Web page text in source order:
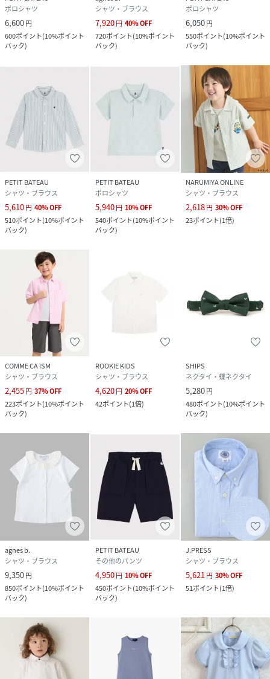
ポロシャツ
6,600円
600ポイント(10%ポイント
バック)
シャツ・ブラウス
7,920円 40%OFF
720ポイント(10%ポイント
バック)
ポロシャツ
6,050円
550ポイント(10%ポイント
バック)
PETIT BATEAU
シャツ・ブラウス
5,610円 40%OFF
510ポイント(10%ポイント
バック)
PETIT BATEAU
ポロシャツ
5,940円 10%OFF
540ポイント(10%ポイント
バック)
NARUMIYA ONLINE
シャツ・ブラウス
2,618円 30%OFF
23ポイント(1倍)
COMME CA ISM
シャツ・ブラウス
2,455円 37%OFF
223ポイント(10%ポイント
バック)
ROOKIE KIDS
シャツ・ブラウス
4,620円 20%OFF
42ポイント(1倍)
SHIPS
ネクタイ・蝶ネクタイ
5,280円
480ポイント(10%ポイント
バック)
agnes b.
シャツ・ブラウス
9,350円
850ポイント(10%ポイント
バック)
PETIT BATEAU
その他のパンツ
4,950円 10%OFF
450ポイント(10%ポイント
バック)
J.PRESS
シャツ・ブラウス
5,621 円 30%OFF
51ポイント(1倍)